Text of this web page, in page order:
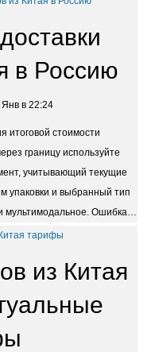
в Россию
Янв в 22:24
итоговой стоимости
границу используйте
учитывающий текущие
упаковки и выбранный тип
мультимодальное. Ошибка…
из Китая